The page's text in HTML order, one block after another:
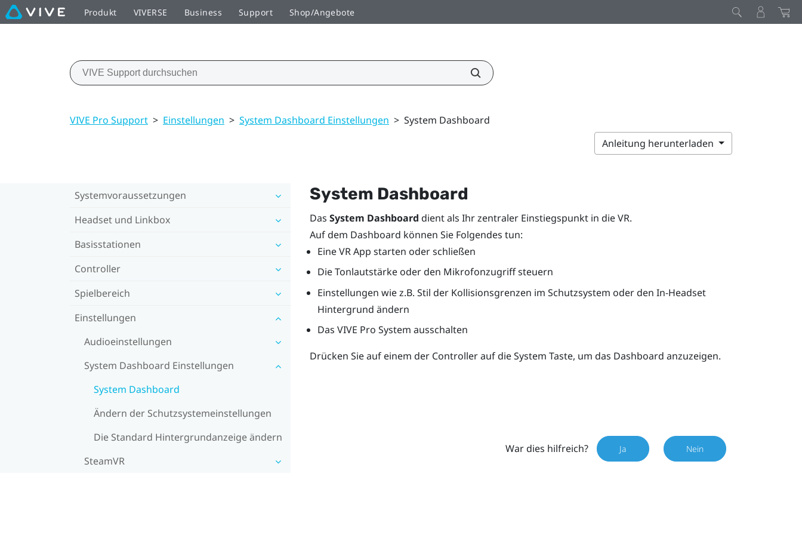
Produkt VIVERSE Business Support Shop/Angebote
VIVE Pro Support > Einstellungen > System Dashboard Einstellungen > System Dashboard
Anleitung herunterladen
Systemvoraussetzungen
Headset und Linkbox
Basisstationen
Controller
Spielbereich
Einstellungen
Audioeinstellungen
System Dashboard Einstellungen
System Dashboard
Ändern der Schutzsystemeinstellungen
Die Standard Hintergrundanzeige ändern
SteamVR
System Dashboard
Das System Dashboard dient als Ihr zentraler Einstiegspunkt in die VR.
Auf dem Dashboard können Sie Folgendes tun:
Eine VR App starten oder schließen
Die Tonlautstärke oder den Mikrofonzugriff steuern
Einstellungen wie z.B. Stil der Kollisionsgrenzen im Schutzsystem oder den In-Headset
Hintergrund ändern
Das VIVE Pro System ausschalten
Drücken Sie auf einem der Controller auf dieSystem Taste, um das Dashboard anzuzeigen.
War dies hilfreich? Ja Nein